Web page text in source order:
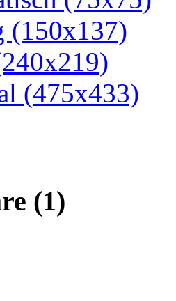
(150x137)
(475x433)
(1)